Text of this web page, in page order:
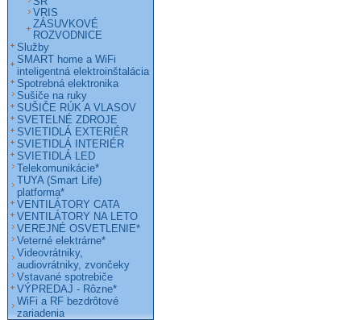
VRIS
ZÁSUVKOVÉ
ROZVODNICE
Služby
SMART home a WiFi
inteligentná elektroinštalácia
Spotrebná elektronika
Sušiče na ruky
SUŠIČE RÚK A VLASOV
SVETELNÉ ZDROJE
SVIETIDLÁ EXTERIÉR
SVIETIDLÁ INTERIÉR
SVIETIDLÁ LED
Telekomunikácie*
TUYA (Smart Life)
platforma*
VENTILÁTORY CATA
VENTILÁTORY NA LETO
VEREJNÉ OSVETLENIE*
Veterné elektrárne*
Videovrátniky,
audiovrátniky, zvončeky
Vstavané spotrebiče
VÝPREDAJ - Rôzne*
WiFi a RF bezdrôtové
zariadenia